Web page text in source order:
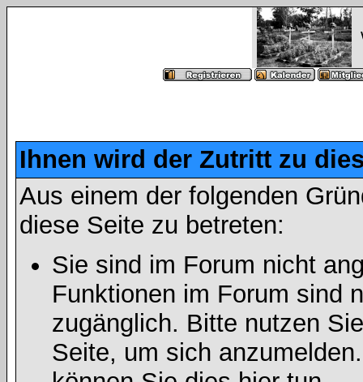
Ihnen wird der Zutritt zu
Aus einem der folgenden
diese Seite zu betreten:
Sie sind im Forum nicht
Funktionen im Forum sind
zugänglich. Bitte nutzen
Seite, um sich